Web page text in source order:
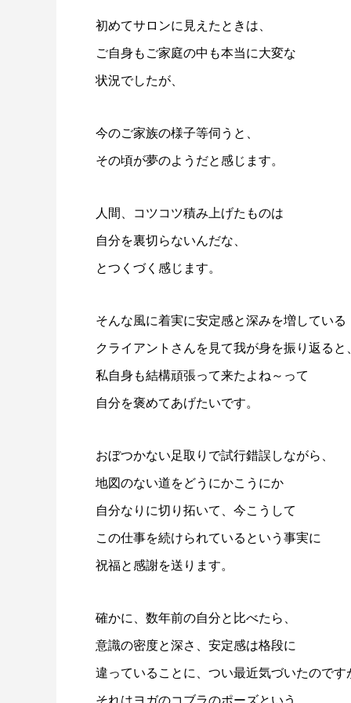
初めてサロンに見えたときは、
ご自身もご家庭の中も本当に大変な
状況でしたが、
今のご家族の様子等伺うと、
その頃が夢のようだと感じます。
人間、コツコツ積み上げたものは
自分を裏切らないんだな、
とつくづく感じます。
そんな風に着実に安定感と深みを増している
クライアントさんを見て我が身を振り返ると
私自身も結構頑張って来たよね～って
自分を褒めてあげたいです。
おぼつかない足取りで試行錯誤しながら、
地図のない道をどうにかこうにか
自分なりに切り拓いて、今こうして
この仕事を続けられているという事実に
祝福と感謝を送ります。
確かに、数年前の自分と比べたら、
意識の密度と深さ、安定感は格段に
違っていることに、つい最近気づいたのです
それはヨガのコブラのポーズという